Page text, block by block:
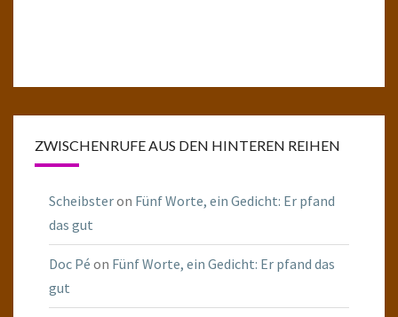
ZWISCHENRUFE AUS DEN HINTEREN REIHEN
Scheibsteron Fünf Worte, ein Gedicht: Er pfand
das gut
Doc Pé on Fünf Worte, ein Gedicht: Er pfand das
gut